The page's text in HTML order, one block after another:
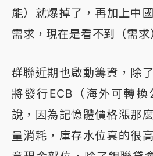
能）就爆掉了，再加上中
需求，現在是看不到（需求
群聯近期也啟動籌資，除
將發行ECB（海外可轉
說，因為記憶體價格漲那
量消耗，庫存水位真的很